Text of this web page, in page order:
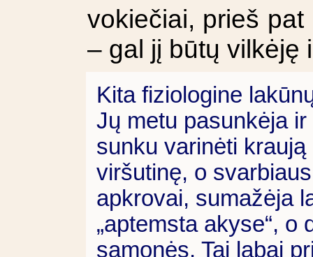
vokiečiai, prieš pat
– gal jį būtų vilkėję
Kita fiziologine
Jų metu pasunkėja
sunku varinėti
viršutinę, o
apkrovai, sumažėja
„aptemsta akyse“, o
sąmonės. Tai labai